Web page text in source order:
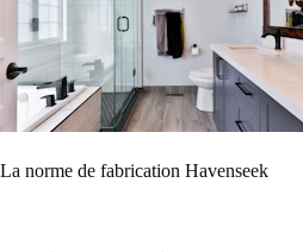
La norme de fabrication Havenseek